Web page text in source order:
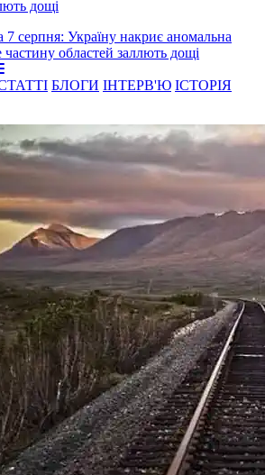
7 серпня: Україну накриє аномальна
частину областей заллють дощі
БЛОГИ ІНТЕРВ'Ю ІСТОРІЯ